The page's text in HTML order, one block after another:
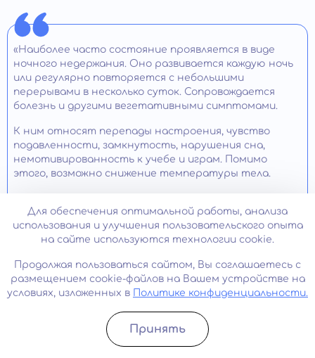
«Наиболее часто состояние проявляется в виде
ночного недержания. Оно развивается каждую ночь
или регулярно повторяется с небольшими
перерывами в несколько суток. Сопровождается
болезнь и другими вегетативными симптомами.
К ним относят перепады настроения, чувство
подавленности, замкнутость, нарушения сна,
немотивированность к учебе и играм. Помимо
этого, возможно снижение температуры тела.
саду и школе. В связи с этим родителям важно
уточнять, как у него дела в школе, какое у него
настроение.
Предрасполагающими факторами к развитию
отклонения могут стать генетическая
предрасположенность, родовые патологии,
что мальчики страдают расстройством в три раза
Записатьcя
Для обеспечения оптимальной работы, анализа
использования и улучшения пользовательского опыта
на сайте используются технологии cookie.
Продолжая пользоваться сайтом, Вы соглашаетесь с
размещением cookie-файлов на Вашем устройстве на
условиях, изложенных в
Политике конфиденциальности.
Принять